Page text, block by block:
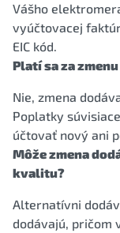
Vášho
vyúčtovacej
EIC kód.
Platí sa za
Nie, zmena
Poplatky
účtovať nový ani
Môže zmena
kvalitu?
Alternatívni
dodávajú, pričom